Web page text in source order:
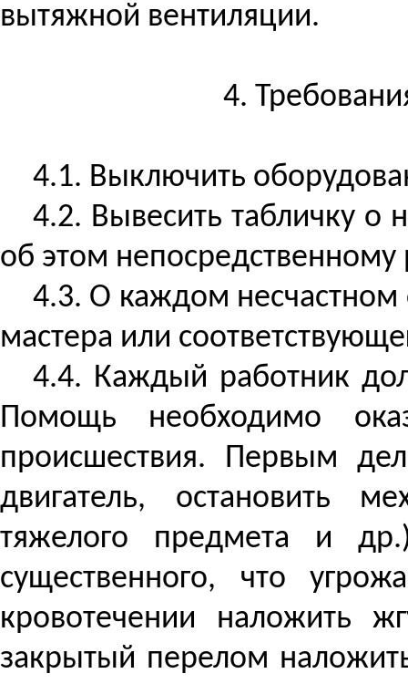
вытяжной вентиляции.
4.
4.1. Выключить
4.2. Вывесить табличку
об этом непосредственному
4.3. О каждом несчастном
мастера или
4.4. Каждый работник
Помощь необходимо
происшествия. Первым
двигатель, остановить
тяжелого предмета и
существенного, что
кровотечении наложить
закрытый перелом